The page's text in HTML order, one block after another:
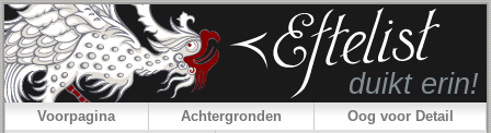
Voorpagina Achtergronden
Oog voor Detail